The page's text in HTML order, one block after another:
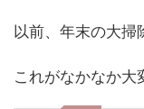
以前、年末の大掃
これがなかなか